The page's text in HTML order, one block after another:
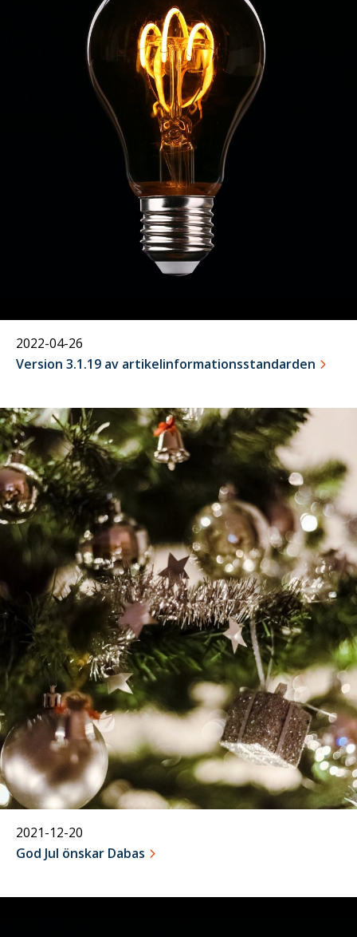
26
april
2022-04-26
Version 3.1.19 av artikelinformationsstandarden
20
december
2021-12-20
God Jul önskar Dabas